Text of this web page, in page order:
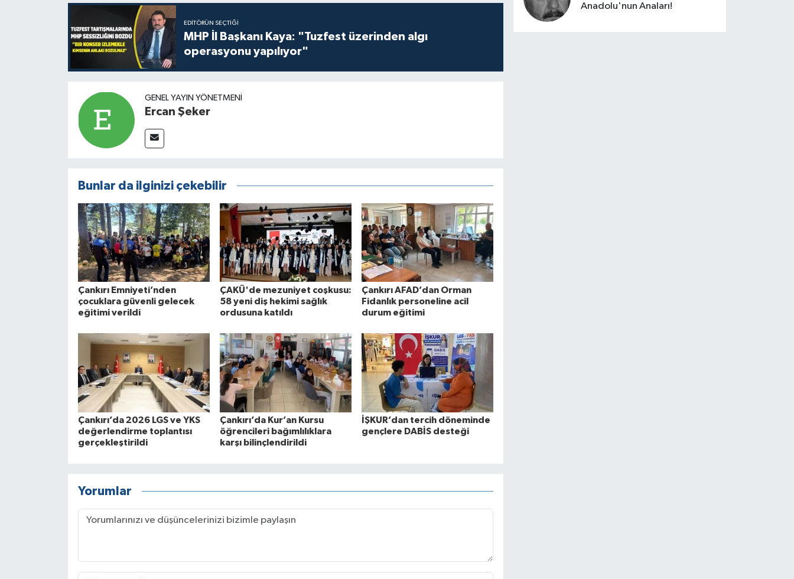
EDITÖRÜN SEÇTIĞI
MHP İl Başkanı Kaya: "Tuzfest üzerinden algı
operasyonu yapılıyor"
GENEL YAYIN YÖNETMENI
Ercan Şeker
Bunlar da ilginizi çekebilir
Çankırı Emniyeti’nden
çocuklara güvenli gelecek
eğitimi verildi
ÇAKÜ'de mezuniyet coşkusu:
58 yeni diş hekimi sağlık
ordusuna katıldı
Çankırı AFAD’dan Orman
Fidanlık personeline acil
durum eğitimi
Çankırı’da 2026 LGS ve YKS
değerlendirme toplantısı
gerçekleştirildi
Çankırı’da Kur’an Kursu
öğrencileri bağımlılıklara
karşı bilinçlendirildi
İŞKUR’dan tercih döneminde
gençlere DABİS desteği
Yorumlar
Anadolu'nun Anaları!